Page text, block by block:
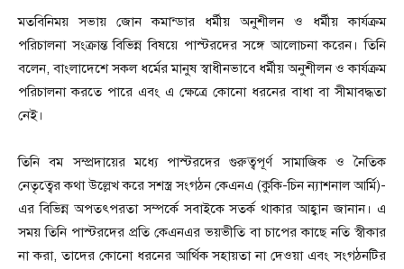
মতবিনিময় সভায় জোন কমান্ডার ধর্মীয় অনুশীলন ও ধর্মীয় কার্যক্রম
পরিচালনা সংক্রান্ত বিভিন্ন বিষয়ে পাস্টরদের সঙ্গে আলোচনা করেন। তিনি
বলেন, বাংলাদেশে সকল ধর্মের মানুষ স্বাধীনভাবে ধর্মীয় অনুশীলন ও কার্যক্রম
পরিচালনা করতে পারে এবং এ ক্ষেত্রে কোনো ধরনের বাধা বা সীমাবদ্ধতা
নেই।
তিনি বম সম্প্রদায়ের মধ্যে পাস্টরদের গুরুত্বপূর্ণ সামাজিক ও নৈতিক
নেতৃত্বের কথা উল্লেখ করে সশস্ত্র সংগঠন কেএনএ (কুকি-চিন ন্যাশনাল আর্মি)-
এর বিভিন্ন অপতৎপরতা সম্পর্কে সবাইকে সতর্ক থাকার আহ্বান জানান। এ
সময় তিনি পাস্টরদের প্রতি কেএনএর ভয়ভীতি বা চাপের কাছে নতি স্বীকার
না করা, তাদের কোনো ধরনের আর্থিক সহায়তা না দেওয়া এবং সংগঠনটির